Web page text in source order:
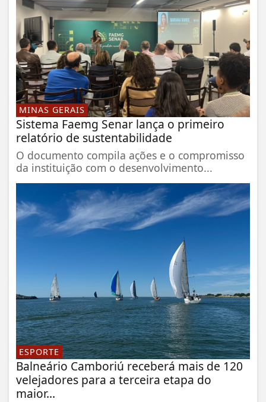
MINAS GERAIS
Sistema Faemg Senar lança o primeiro
relatório de sustentabilidade
O documento compila ações e o compromisso
da instituição com o desenvolvimento...
ESPORTE
Balneário Camboriú receberá mais de 120
velejadores para a terceira etapa do
maior...